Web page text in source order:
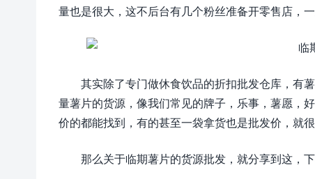
量也是很大，这不后台有几个粉丝准备开零售店，
其实除了专门做休食饮品的折扣批发仓库，有
量薯片的货源，像我们常见的牌子，乐事，薯愿，
价的都能找到，有的甚至一袋拿货也是批发价，就
那么关于临期薯片的货源批发，就分享到这，下